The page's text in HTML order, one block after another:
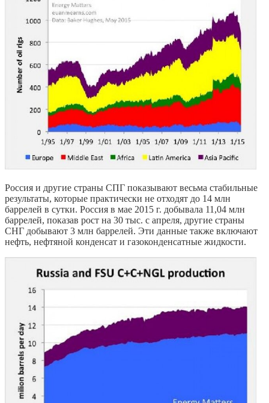
Россия и другие страны СПГ показывают весьма стабильные
результаты, которые практически не отходят до 14 млн
баррелей в сутки. Россия в мае 2015 г. добывала 11,04 млн
баррелей, показав рост на 30 тыс. с апреля, другие страны
СНГ добывают 3 млн баррелей. Эти данные также включают
нефть, нефтяной конденсат и газоконденсатные жидкости.